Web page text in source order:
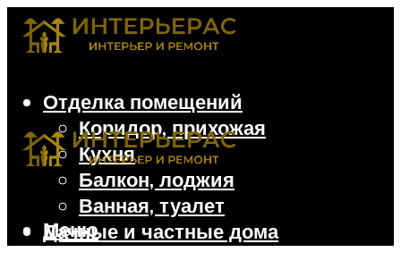
Отделка помещений
Коридор, прихожая
Кухня
Балкон, лоджия
Ванная, туалет
Дачные и частные дома
Меню